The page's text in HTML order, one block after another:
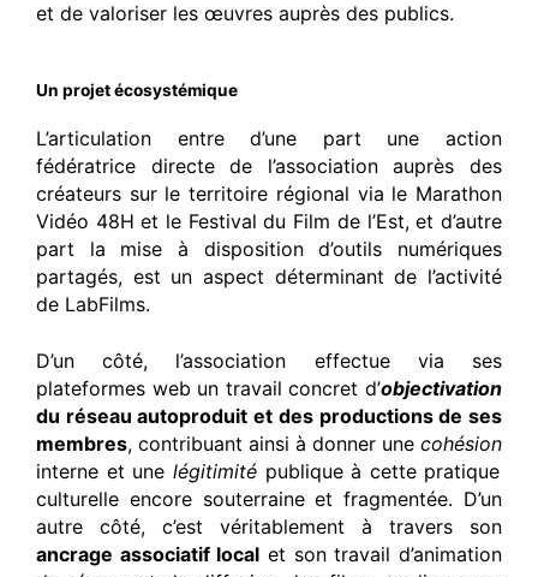
et de valoriser les œuvres auprès des publics.
Un projet écosystémique
L’articulation entre d’une part une action
fédératrice directe de l’association auprès des
créateurs sur le territoire régional via le Marathon
Vidéo 48H et le Festival du Film de l’Est, et d’autre
part la mise à disposition d’outils numériques
partagés, est un aspect déterminant de l’activité
de LabFilms.
D’un côté, l’association effectue via ses
plateformes web un travail concret d’objectivation
du réseau autoproduit et des productions de ses
membres, contribuant ainsi à donner une cohésion
interne et une légitimitépublique à cette pratique
culturelle encore souterraine et fragmentée. D’un
autre côté, c’est véritablement à travers son
ancrage associatif local et son travail d’animation